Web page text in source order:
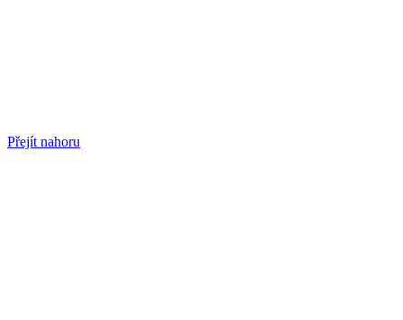
Přejít nahoru